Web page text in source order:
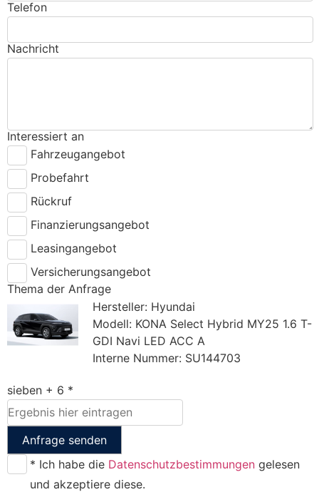
Telefon
Nachricht
Interessiert an
Fahrzeugangebot
Probefahrt
Rückruf
Finanzierungsangebot
Leasingangebot
Versicherungsangebot
Thema der Anfrage
Hersteller: Hyundai
Modell: KONA Select Hybrid MY25 1.6 T-
GDI Navi LED ACC A
Interne Nummer: SU144703
sieben + 6 *
Anfrage senden
* Ich habe die Datenschutzbestimmungen gelesen
und akzeptiere diese.